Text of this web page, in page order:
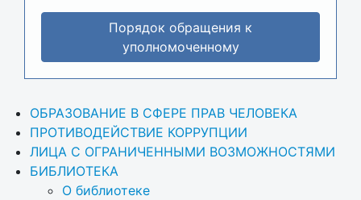
Порядок обращения к
уполномоченному
ОБРАЗОВАНИЕ В СФЕРЕ ПРАВ ЧЕЛОВЕКА
ПРОТИВОДЕЙСТВИЕ КОРРУПЦИИ
ЛИЦА С ОГРАНИЧЕННЫМИ ВОЗМОЖНОСТЯМИ
БИБЛИОТЕКА
О библиотеке